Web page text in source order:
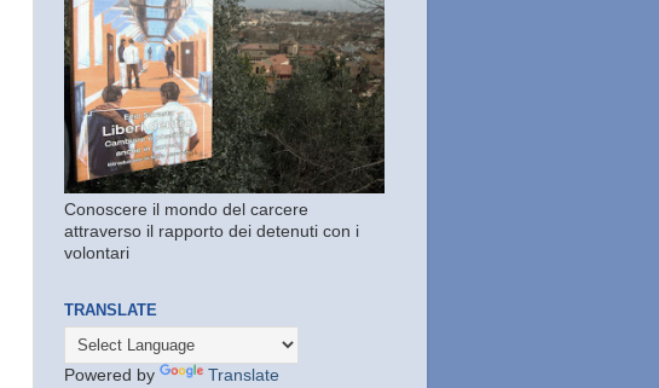
Conoscere il mondo del carcere
attraverso il rapporto dei detenuti con i
volontari
TRANSLATE
Powered by Translate